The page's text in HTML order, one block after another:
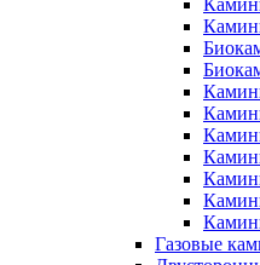
Газовые